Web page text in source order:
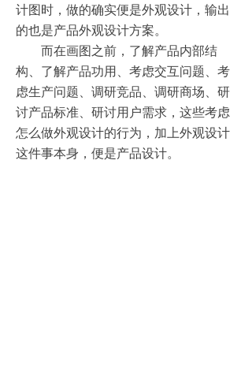
计图时，做的确实便是外观设计，输出
的也是产品外观设计方案。
而在画图之前，了解产品内部结
构、了解产品功用、考虑交互问题、考
虑生产问题、调研竞品、调研商场、研
讨产品标准、研讨用户需求，这些考虑
怎么做外观设计的行为，加上外观设计
这件事本身，便是产品设计。